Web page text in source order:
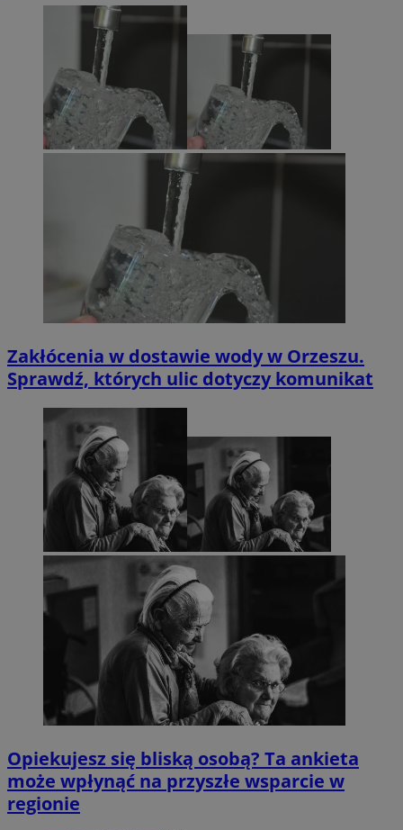
Zakłócenia w dostawie wody w Orzeszu.
Sprawdź, których ulic dotyczy komunikat
Opiekujesz się bliską osobą? Ta ankieta
może wpłynąć na przyszłe wsparcie w
regionie